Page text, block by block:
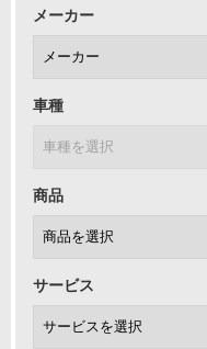
メーカー
車種
商品
サービス